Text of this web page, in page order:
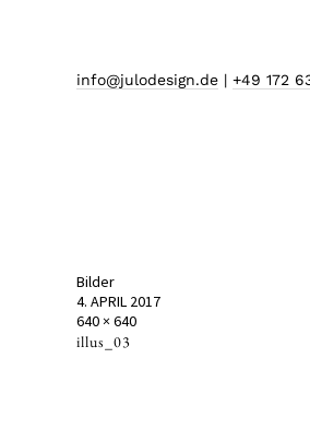
info@julodesign.de | +49 172
Bilder
4. APRIL 2017
640 × 640
illus_03